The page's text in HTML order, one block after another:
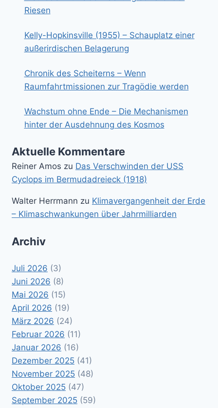
Riesen
Kelly-Hopkinsville (1955) – Schauplatz einer
außerirdischen Belagerung
Chronik des Scheiterns – Wenn
Raumfahrtmissionen zur Tragödie werden
Wachstum ohne Ende – Die Mechanismen
hinter der Ausdehnung des Kosmos
Aktuelle Kommentare
Reiner Amos zu Das Verschwinden der USS
Cyclops im Bermudadreieck (1918)
Walter Herrmann zu Klimavergangenheit der Erde
– Klimaschwankungen über Jahrmilliarden
Archiv
Juli 2026 (3)
Juni 2026 (8)
Mai 2026 (15)
April 2026 (19)
März 2026 (24)
Februar 2026 (11)
Januar 2026 (16)
Dezember 2025 (41)
November 2025 (48)
Oktober 2025 (47)
September 2025 (59)